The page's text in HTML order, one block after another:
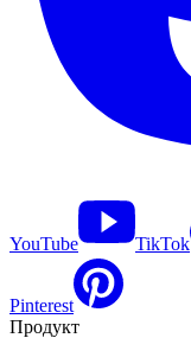
YouTube TikTok
Pinterest
Продукт